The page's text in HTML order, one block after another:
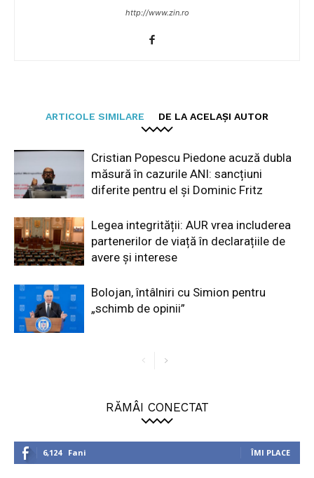
http://www.zin.ro
ARTICOLE SIMILARE DE LA ACELAȘI AUTOR
Cristian Popescu Piedone acuză dubla
măsură în cazurile ANI: sancțiuni
diferite pentru el și Dominic Fritz
Legea integrității: AUR vrea includerea
partenerilor de viață în declarațiile de
avere și interese
Bolojan, întâlniri cu Simion pentru
„schimb de opinii”
RĂMÂI CONECTAT
6,124 Fani ÎMI PLACE